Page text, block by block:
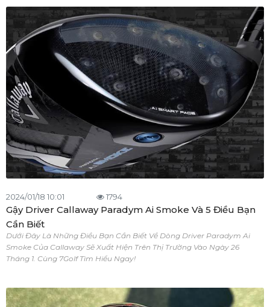
2024/01/18 10:01 1794
Gậy Driver Callaway Paradym Ai Smoke Và 5 Điều Bạn
Cần Biết
Dưới Đây Là Những Điều Bạn Cần Biết Về Dòng Driver Paradym Ai
Smoke Của Callaway Sẽ Xuất Hiện Trên Thị Trường Vào Ngày 26
Tháng 1. Cùng 7Golf Tìm Hiểu Ngay!